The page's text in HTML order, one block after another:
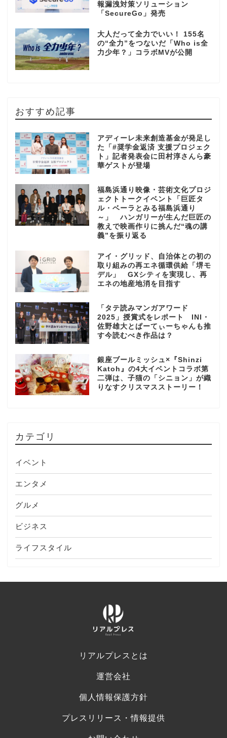
報漏洩対策ソリューション
「SecureGo」発売
大人だって全力でいい！ 155名
の“全力”をつないだ「Who is全
力少年？」コラボMVが公開
おすすめ記事
アディーレ未来創造基金が発足し
た「#奨学金返済 支援プロジェク
ト」記者発表会に田村淳さんら豪
華ゲストが登場
福島浜通り映像・芸術文化プロジ
ェクトトークイベント「巨匠タ
ル・ベーラとみる福島浜通り
～」 ハンガリーが生んだ巨匠の
教えで映画作りに挑んだ“魂の講
義”を振り返る
アイ・グリッド、自治体との初の
取り組みの再エネ循環供給「堺モ
デル」 GXシティを実現し、再
エネの地産地消を目指す
「タテ読みマンガアワード
2025」授賞式をレポート INI・
佐野雄大とぱーてぃーちゃんも推
す今読むべき作品は？
銀座ブールミッシュ×『Shinzi
Katoh』の4大イベントコラボ第
二弾は、子猫の「シニョン」が織
りなすクリスマスストーリー！
カテゴリ
イベント
エンタメ
グルメ
ビジネス
ライフスタイル
リアルプレスとは
運営会社
個人情報保護方針
プレスリリース・情報提供